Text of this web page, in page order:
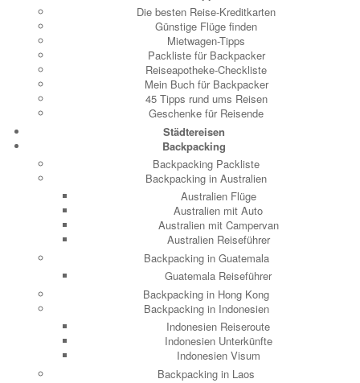
Die besten Reise-Kreditkarten
Günstige Flüge finden
Mietwagen-Tipps
Packliste für Backpacker
Reiseapotheke-Checkliste
Mein Buch für Backpacker
45 Tipps rund ums Reisen
Geschenke für Reisende
Städtereisen
Backpacking
Backpacking Packliste
Backpacking in Australien
Australien Flüge
Australien mit Auto
Australien mit Campervan
Australien Reiseführer
Backpacking in Guatemala
Guatemala Reiseführer
Backpacking in Hong Kong
Backpacking in Indonesien
Indonesien Reiseroute
Indonesien Unterkünfte
Indonesien Visum
Backpacking in Laos